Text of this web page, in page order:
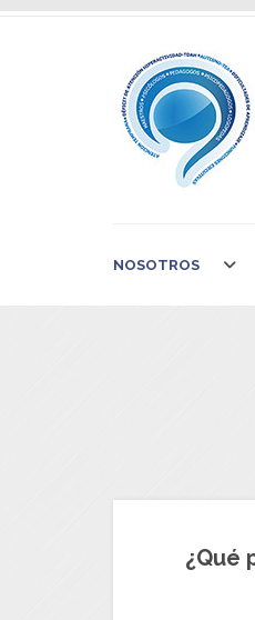
NOSOTROS
¿Qué